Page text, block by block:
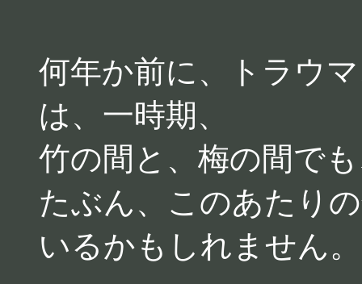
何年か前に、トラウ
は、一時期、
竹の間と、梅の間で
たぶん、このあたり
いるかもしれません。